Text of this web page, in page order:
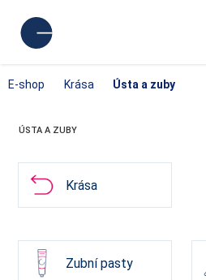
E-shop Krása Ústa a zuby
ÚSTA A ZUBY
Krása
Zubní pasty